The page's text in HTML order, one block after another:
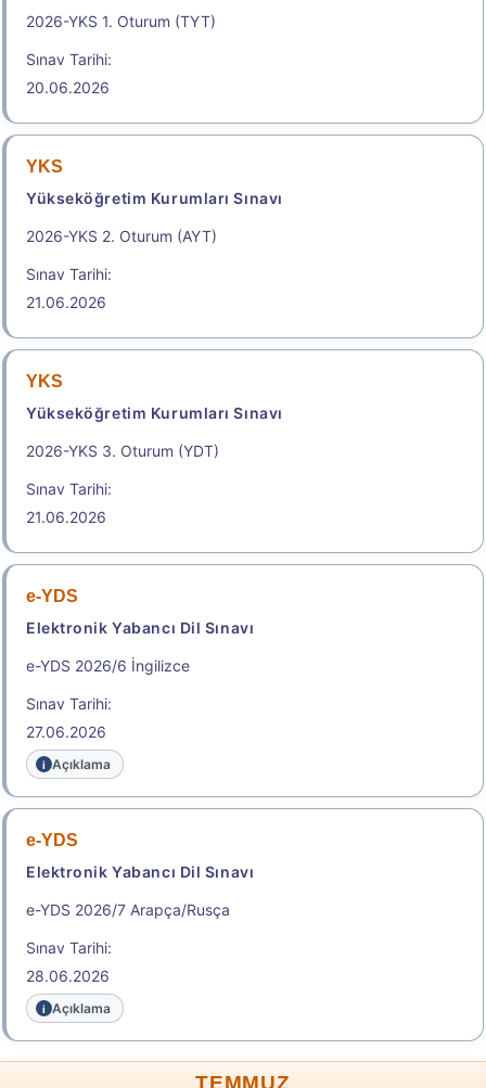
.2026-KPSS Ortaöğretim
Kamu Personel Seçme Sınavı
Başvuru Tarihi: 27.08.2026 - 08.09.2026
Başvuru Yap
2026-YKS 1. Oturum (TYT)
Sınav Tarihi:
20.06.2026
YKS
Yükseköğretim Kurumları Sınavı
2026-YKS 2. Oturum (AYT)
Sınav Tarihi:
21.06.2026
YKS
Yükseköğretim Kurumları Sınavı
2026-YKS 3. Oturum (YDT)
Sınav Tarihi:
21.06.2026
e-YDS
Elektronik Yabancı Dil Sınavı
e-YDS 2026/6 İngilizce
Sınav Tarihi:
27.06.2026
Açıklama
e-YDS
Elektronik Yabancı Dil Sınavı
e-YDS 2026/7 Arapça/Rusça
Sınav Tarihi:
28.06.2026
Açıklama
TEMMUZ